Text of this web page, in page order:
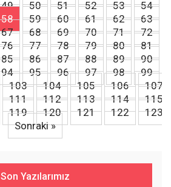
49 50 51 52 53
54
58 59 60 61 62
63
67 68 69 70 71
72
76 77 78 79 80
81
85 86 87 88 89
90
94 95 96 97 98
99
103 104 105 106
107
111 112 113 114
115
119 120 121 122
123
Sonraki »
Son Yazılarımız